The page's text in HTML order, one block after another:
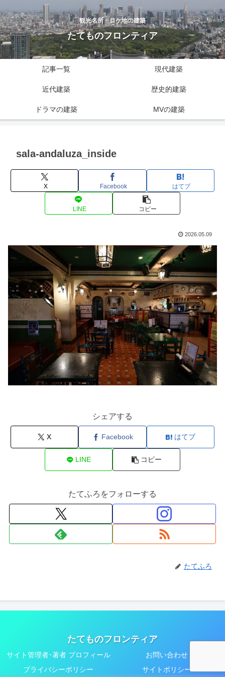
観光名所・ロケ地の建築
たてものフロンティア
記事一覧 現代建築
近代建築 歴史的建築
ドラマの建築 MVの建築
sala-andaluza_inside
X Facebook はてブ
LINE コピー
2026.05.09
シェアする
X Facebook はてブ
LINE コピー
たてふろをフォローする
たてふろ
たてものフロンティア
サイト管理者･著者 プロフィール
お問い合わせ
プライバシーポリシー
サイトポリシー